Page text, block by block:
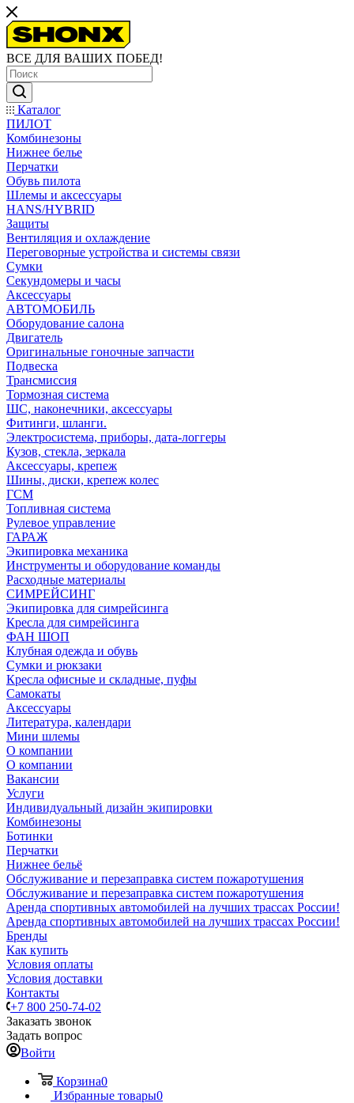
ВСЕ ДЛЯ ВАШИХ ПОБЕД!
Каталог
ПИЛОТ
Комбинезоны
Нижнее белье
Перчатки
Обувь пилота
Шлемы и аксессуары
HANS/HYBRID
Защиты
Вентиляция и охлаждение
Переговорные устройства и системы связи
Сумки
Секундомеры и часы
Аксессуары
АВТОМОБИЛЬ
Оборудование салона
Двигатель
Оригинальные гоночные запчасти
Подвеска
Трансмиссия
Тормозная система
ШС, наконечники, аксессуары
Фитинги, шланги.
Электросистема, приборы, дата-логгеры
Кузов, стекла, зеркала
Аксессуары, крепеж
Шины, диски, крепеж колес
ГСМ
Топливная система
Рулевое управление
ГАРАЖ
Экипировка механика
Инструменты и оборудование команды
Расходные материалы
СИМРЕЙСИНГ
Экипировка для симрейсинга
Кресла для симрейсинга
ФАН ШОП
Клубная одежда и обувь
Сумки и рюкзаки
Кресла офисные и складные, пуфы
Самокаты
Аксессуары
Литература, календари
Мини шлемы
О компании
О компании
Вакансии
Услуги
Индивидуальный дизайн экипировки
Комбинезоны
Ботинки
Перчатки
Нижнее бельё
Обслуживание и перезаправка систем пожаротушения
Обслуживание и перезаправка систем пожаротушения
Аренда спортивных автомобилей на лучших трассах России!
Аренда спортивных автомобилей на лучших трассах России!
Бренды
Как купить
Условия оплаты
Условия доставки
Контакты
+7 800 250-74-02
Заказать звонок
Задать вопрос
Войти
Корзина0
Избранные товары0